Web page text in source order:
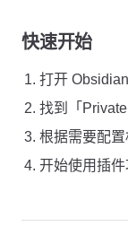
快速开始
打开
找到「
根据需要配
开始使用插